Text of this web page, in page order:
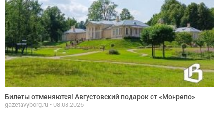
Билеты отменяются! Августовский подарок от «Монрепо»
gazetavyborg.ru 08.08.2026